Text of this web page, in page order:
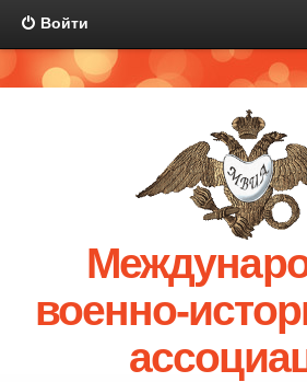
Войти
военно-